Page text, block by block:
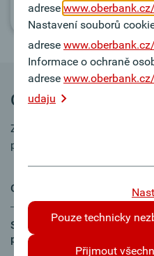
Oberbank servisní
Zde naleznete nejdůležitější
přehledu.
Obchodní oblast Česká
Servisní linka - internetové
portál & App)
adrese
Nastavení souborů
adrese
Informace o ochraně
adrese
udaju
Pouze technicky
Přijmout